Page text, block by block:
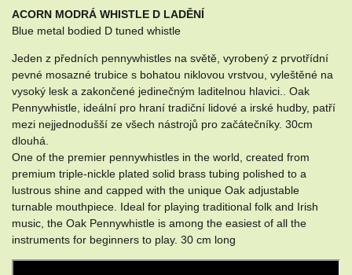
ACORN MODRÁ WHISTLE D LADĚNÍ
Blue metal bodied D tuned whistle
Jeden z předních pennywhistles na světě, vyrobený z prvotřídní
pevné mosazné trubice s bohatou niklovou vrstvou, vyleštěné na
vysoký lesk a zakončené jedinečným laditelnou hlavici.. Oak
Pennywhistle, ideální pro hraní tradiční lidové a irské hudby, patří
mezi nejjednodušší ze všech nástrojů pro začátečníky. 30cm
dlouhá.
One of the premier pennywhistles in the world, created from
premium triple-nickle plated solid brass tubing polished to a
lustrous shine and capped with the unique Oak adjustable
turnable mouthpiece. Ideal for playing traditional folk and Irish
music, the Oak Pennywhistle is among the easiest of all the
instruments for beginners to play. 30 cm long